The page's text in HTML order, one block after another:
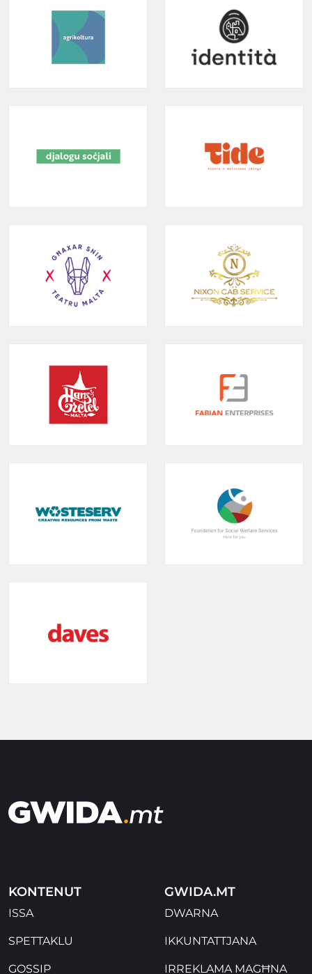
KONTENUT
ISSA
SPETTAKLU
GOSSIP
GWIDA.MT
DWARNA
IKKUNTATTJANA
IRREKLAMA MAGĦNA